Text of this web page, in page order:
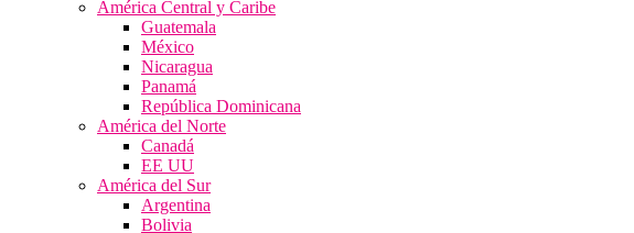
América Central y Caribe
Guatemala
México
Nicaragua
Panamá
República Dominicana
América del Norte
Canadá
EE UU
América del Sur
Argentina
Bolivia